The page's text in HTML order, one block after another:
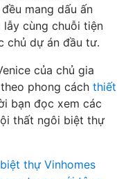
mang dấu ấn
cùng chuỗi tiện
chủ dự án đầu tư.
của chủ gia
phong cách thiết
bạn đọc xem các
thất ngôi biệt thự